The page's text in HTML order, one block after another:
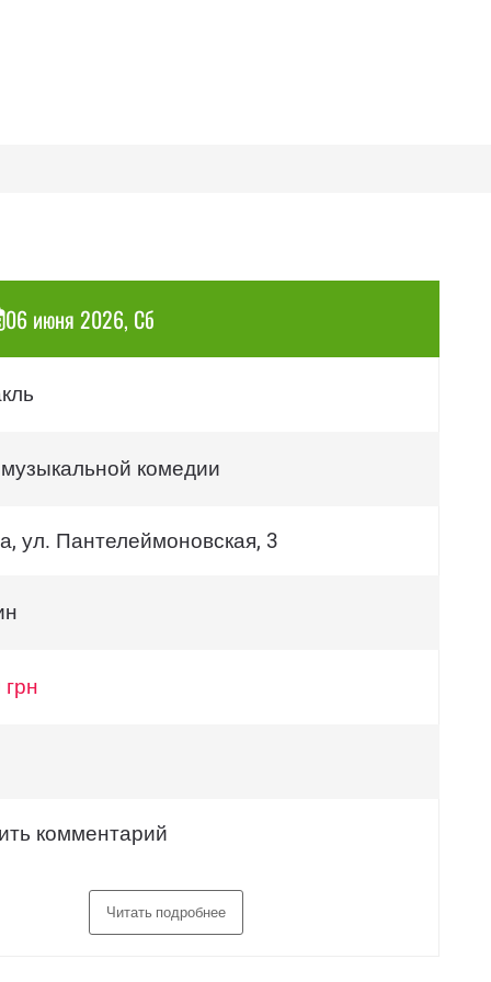
06 июня 2026, Сб
комедии
ул. Пантелеймоновская, 3
комментарий
Читать подробнее